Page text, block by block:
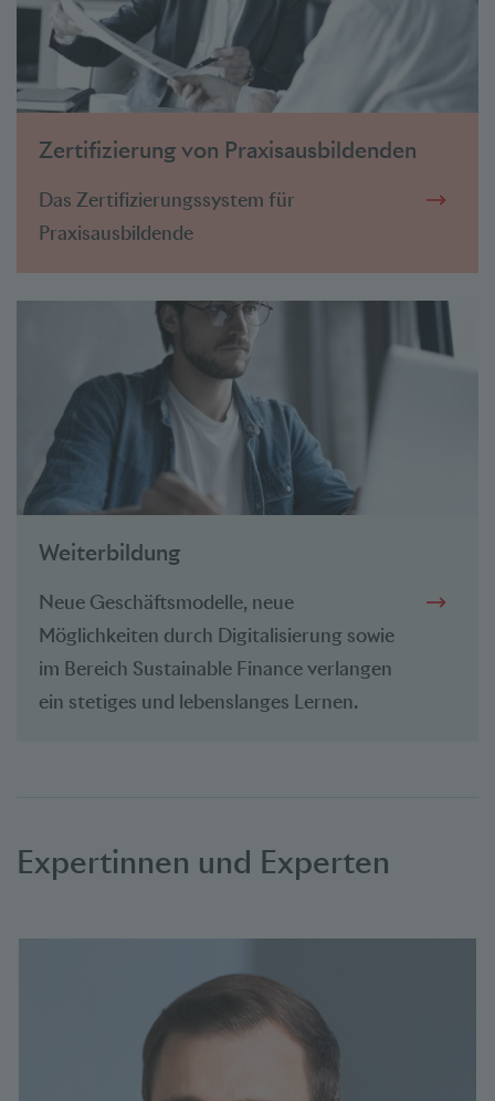
Zertifizierung von Praxisausbildenden
Das Zertifizierungssystem für
Praxisausbildende
Weiterbildung
Neue Geschäftsmodelle, neue
Möglichkeiten durch Digitalisierung sowie
im Bereich Sustainable Finance verlangen
ein stetiges und lebenslanges Lernen.
Expertinnen und Experten